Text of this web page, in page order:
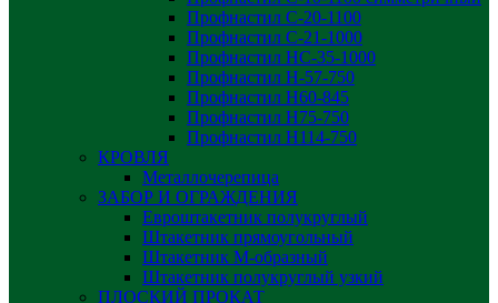
Профнастил С-20-1100
Профнастил С-21-1000
Профнастил НС-35-1000
Профнастил H-57-750
Профнастил Н60-845
Профнастил Н75-750
Профнастил Н114-750
КРОВЛЯ
Металлочерепица
ЗАБОР И ОГРАЖДЕНИЯ
Евроштакетник полукруглый
Штакетник прямоугольный
Штакетник М-образный
Штакетник полукруглый узкий
ПЛОСКИЙ ПРОКАТ